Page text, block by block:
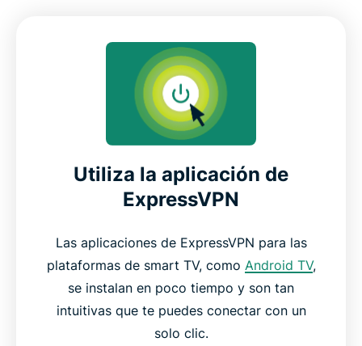
Utiliza la aplicación de
ExpressVPN
Las aplicaciones de ExpressVPN para las
plataformas de smart TV, como Android TV,
se instalan en poco tiempo y son tan
intuitivas que te puedes conectar con un
solo clic.